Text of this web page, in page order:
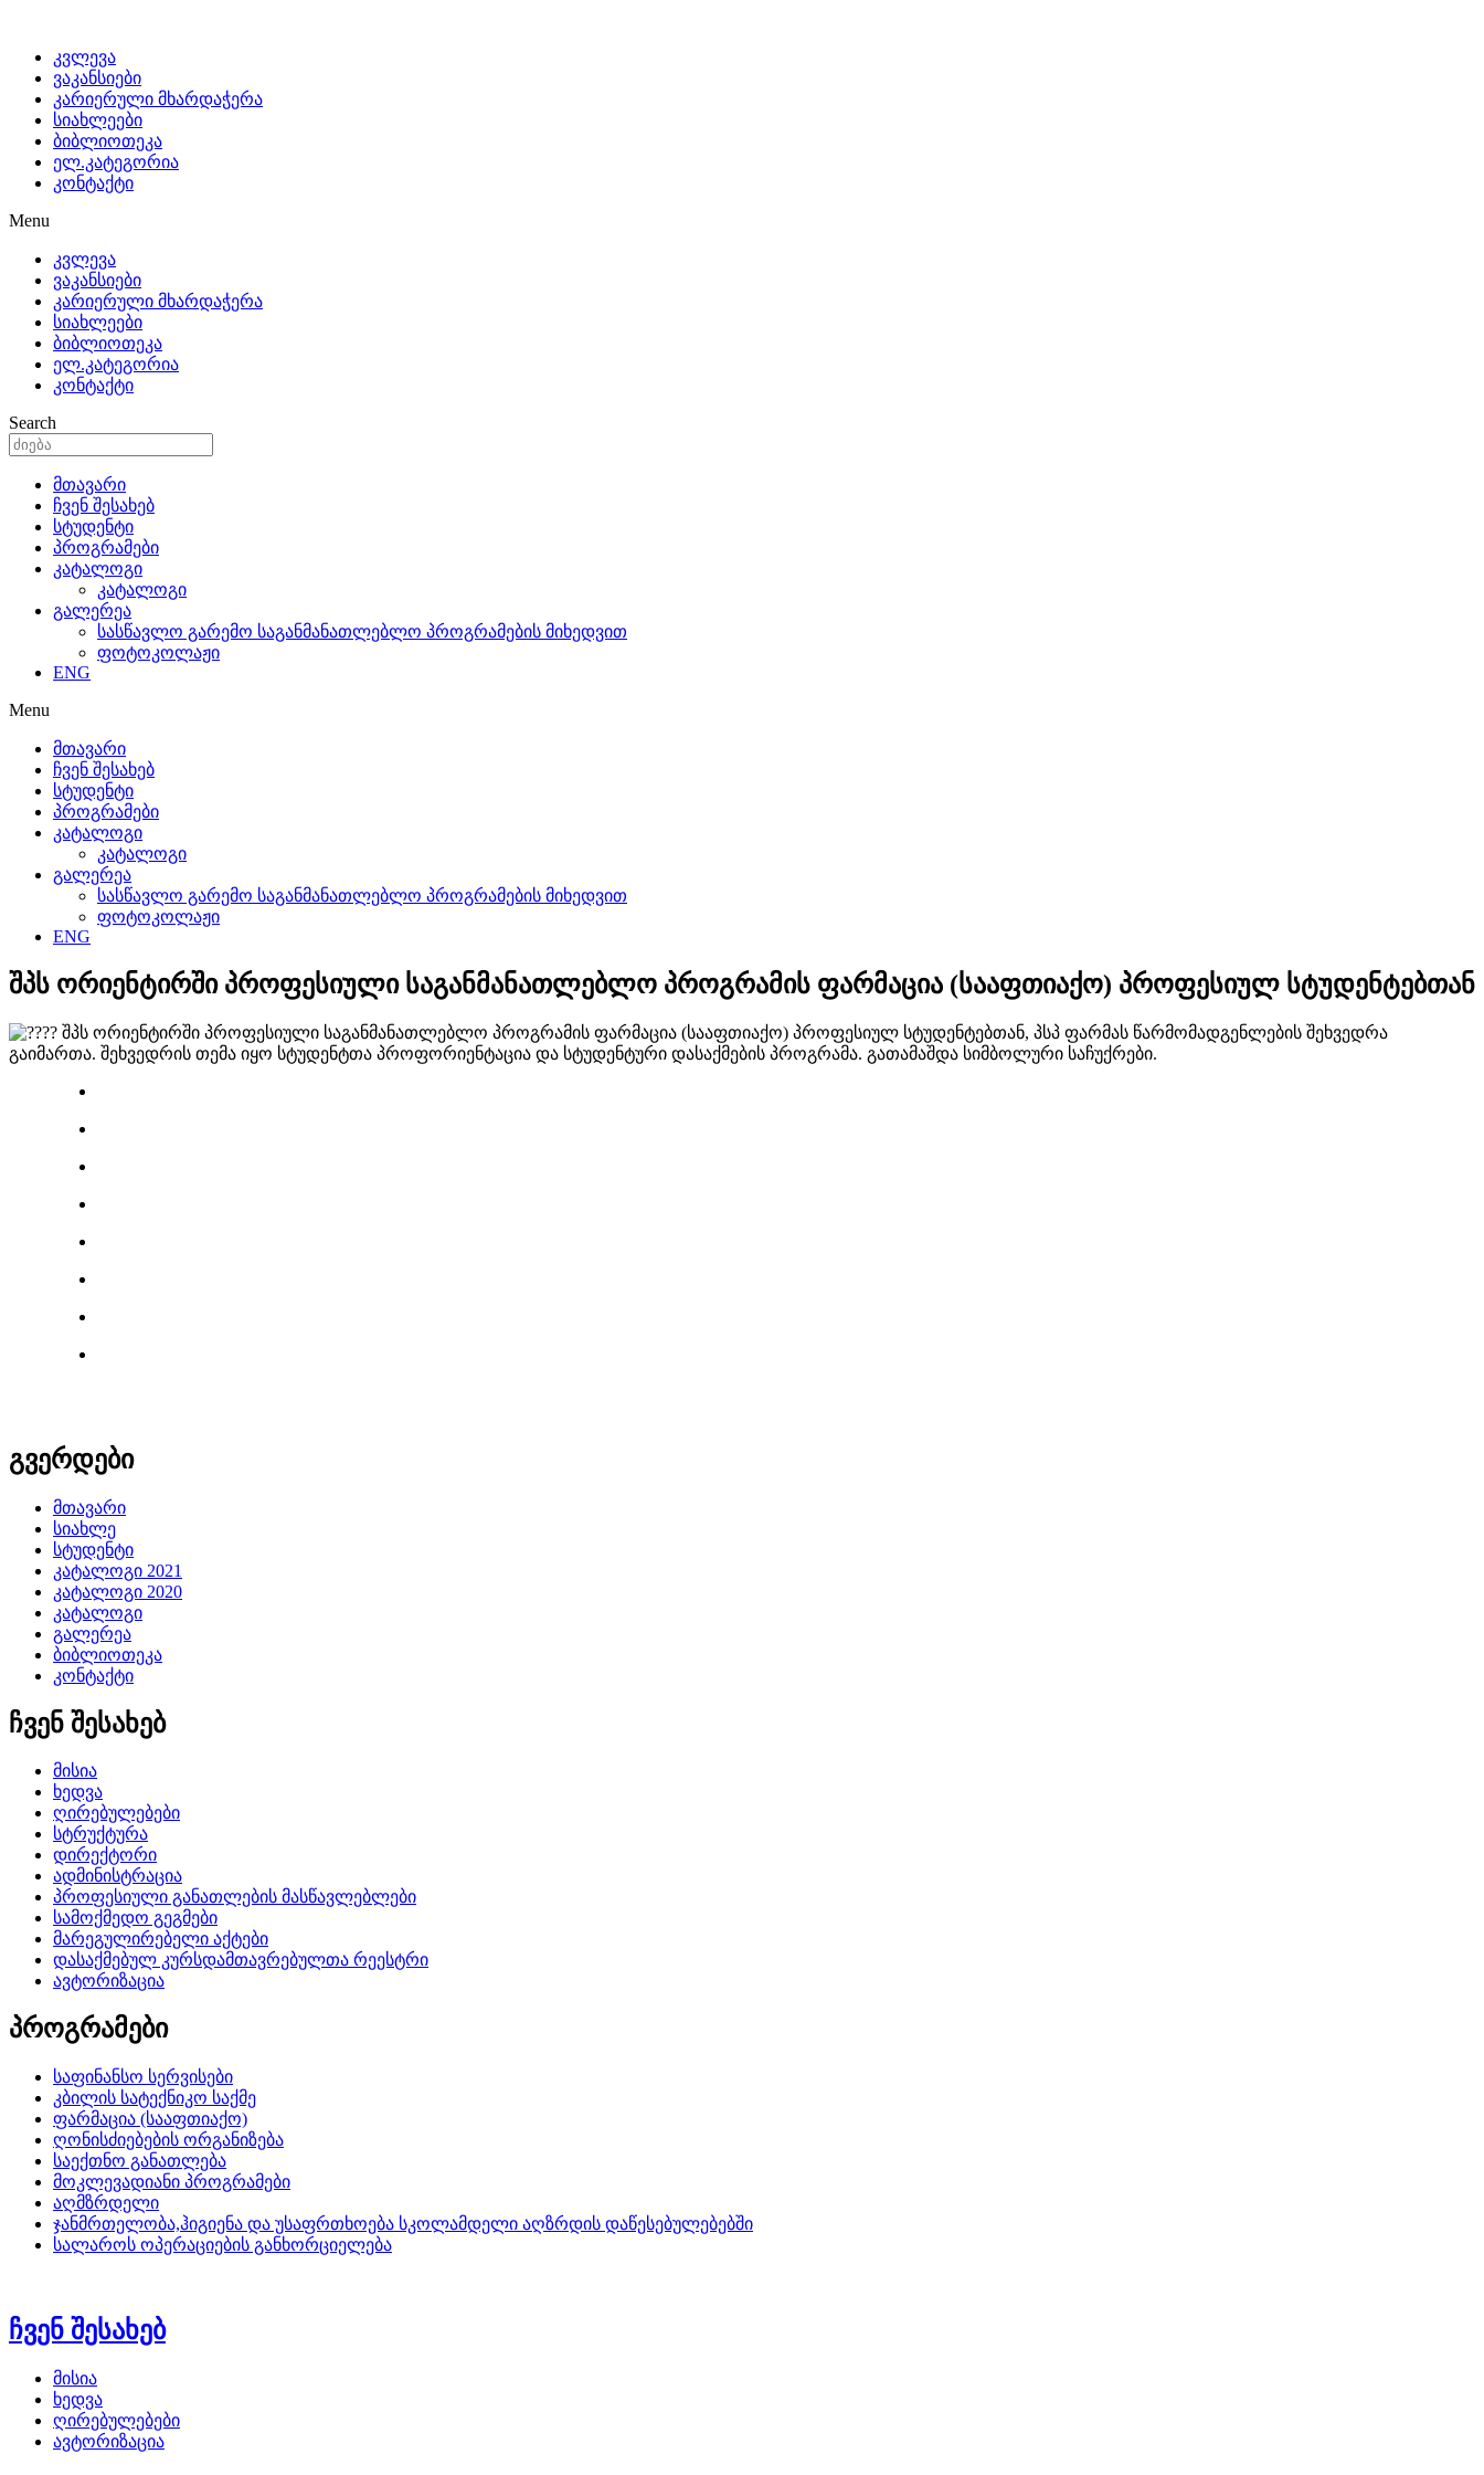
კვლევა
ვაკანსიები
კარიერული მხარდაჭერა
სიახლეები
ბიბლიოთეკა
ელ.კატეგორია
კონტაქტი
Menu
კვლევა
ვაკანსიები
კარიერული მხარდაჭერა
სიახლეები
ბიბლიოთეკა
ელ.კატეგორია
კონტაქტი
Search
მთავარი
ჩვენ შესახებ
სტუდენტი
პროგრამები
კატალოგი
კატალოგი
გალერეა
სასწავლო გარემო საგანმანათლებლო პროგრამების მიხედვით
ფოტოკოლაჟი
ENG
Menu
მთავარი
ჩვენ შესახებ
სტუდენტი
პროგრამები
კატალოგი
კატალოგი
გალერეა
სასწავლო გარემო საგანმანათლებლო პროგრამების მიხედვით
ფოტოკოლაჟი
ENG
შპს ორიენტირში პროფესიული საგანმანათლებლო პროგრამის ფარმაცია (სააფთიაქო) პროფესიულ სტუდენტებთან
შპს ორიენტირში პროფესიული საგანმანათლებლო პროგრამის ფარმაცია (სააფთიაქო) პროფესიულ სტუდენტებთან, პსპ ფარმას წარმომადგენლების შეხვედრა
გაიმართა. შეხვედრის თემა იყო სტუდენტთა პროფორიენტაცია და სტუდენტური დასაქმების პროგრამა. გათამაშდა სიმბოლური საჩუქრები.
გვერდები
მთავარი
სიახლე
სტუდენტი
კატალოგი 2021
კატალოგი 2020
კატალოგი
გალერეა
ბიბლიოთეკა
კონტაქტი
ჩვენ შესახებ
მისია
ხედვა
ღირებულებები
სტრუქტურა
დირექტორი
ადმინისტრაცია
პროფესიული განათლების მასწავლებლები
სამოქმედო გეგმები
მარეგულირებელი აქტები
დასაქმებულ კურსდამთავრებულთა რეესტრი
ავტორიზაცია
პროგრამები
საფინანსო სერვისები
კბილის სატექნიკო საქმე
ფარმაცია (სააფთიაქო)
ღონისძიებების ორგანიზება
საექთნო განათლება
მოკლევადიანი პროგრამები
აღმზრდელი
ჯანმრთელობა,ჰიგიენა და უსაფრთხოება სკოლამდელი აღზრდის დაწესებულებებში
სალაროს ოპერაციების განხორციელება
ჩვენ შესახებ
მისია
ხედვა
ღირებულებები
ავტორიზაცია